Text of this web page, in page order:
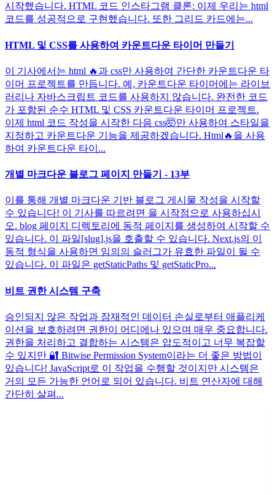
시작했습니다. HTML 코드 인스타그램 클론: 이제 우리는 html
코드를 성공적으로 구현했습니다. 또한 그리드 카드에는...
HTML 및 CSS를 사용하여 카운트다운 타이머 만들기
이 기사에서는 html 🔥과 css만 사용하여 간단한 카운트다운 타
이머 프로젝트를 만듭니다. 예, 카운트다운 타이머에는 라이브
러리나 자바스크립트 코드를 사용하지 않습니다. 완전한 코드
가 포함된 순수 HTML 및 CSS 카운트다운 타이머 프로젝트.
이제 html 코드 작성을 시작한 다음 css🤯만 사용하여 스타일을
지정하고 카운트다운 기능을 제공하겠습니다. Html🔥을 사용
하여 카운트다운 타이...
개별 마크다운 블로그 페이지 만들기 - 13부
이를 통해 개별 마크다운 기반 블로그 게시물 작성을 시작할
수 있습니다! 이 기사를 따르려면 을 시작점으로 사용하십시
오. blog 페이지 디렉토리에 동적 페이지를 생성하여 시작할 수
있습니다. 이 파일[slug].js을 호출할 수 있습니다. Next.js의 이
동적 형식을 사용하면 임의의 슬러그가 유효한 파일이 될 수
있습니다. 이 파일은 getStaticPaths 및 getStaticPro...
비트 권한 시스템 구축
승인되지 않은 작업과 잠재적인 데이터 손실로부터 애플리케
이션을 보호하려면 권한이 어디에나 있으며 매우 중요합니다.
권한을 처리하고 결합하는 시스템은 압도적이고 너무 복잡할
수 있지만 🔐 Bitwise Permission System이라는 더 좋은 방법이
있습니다! JavaScript로 이 작업을 수행할 것이지만 시스템은
거의 모든 가능한 언어로 되어 있습니다. 비트 연산자에 대해
간단히 살펴...